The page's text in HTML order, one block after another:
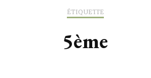
ÉTIQUETTE
5ème